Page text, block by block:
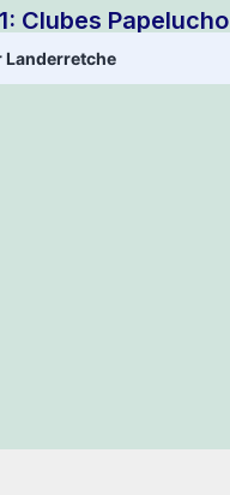
Clubes Papelucho
Landerretche